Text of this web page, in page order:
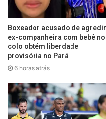
Boxeador acusado de agredir
ex-companheira com bebê no
colo obtém liberdade
provisória no Pará
6 horas atrás